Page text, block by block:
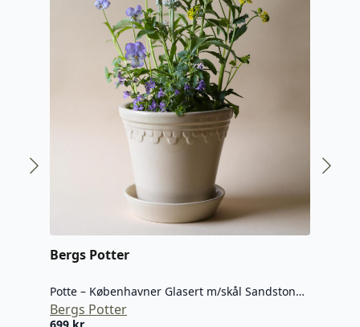
Bergs Potter
Potte – Københavner Glasert m/skål Sandstone 16 cm
Bergs Potter